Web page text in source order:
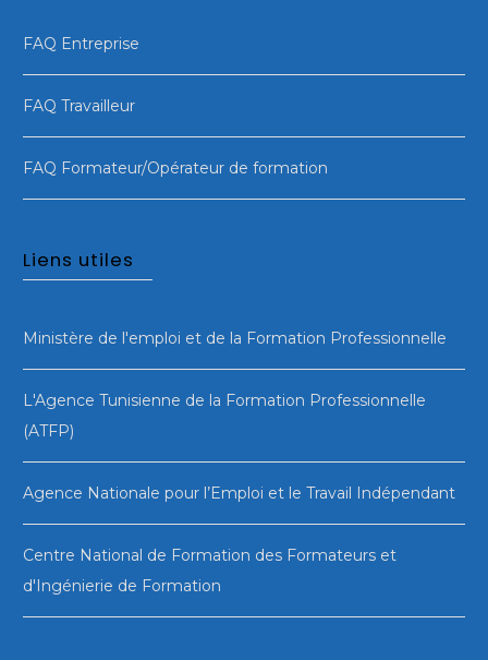
FAQ Entreprise
FAQ Travailleur
FAQ Formateur/Opérateur de formation
Liens utiles
Ministère de l'emploi et de la Formation Professionnelle
L'Agence Tunisienne de la Formation Professionnelle
(ATFP)
Agence Nationale pour l’Emploi et le Travail Indépendant
Centre National de Formation des Formateurs et
d'Ingénierie de Formation